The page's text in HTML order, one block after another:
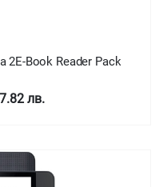
2E-Book Reader Pack
лв.